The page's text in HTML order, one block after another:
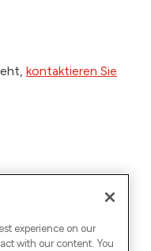
kontaktieren Sie
experience on our
with our content. You